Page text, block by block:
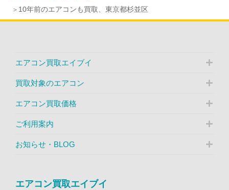
10年前のエアコンも買取、東京都杉並区
エアコン買取エイブイ
買取対象のエアコン
エアコン買取価格
ご利用案内
お知らせ・BLOG
エアコン買取エイブイ